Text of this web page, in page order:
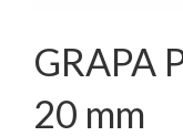
GRAPA
20 mm